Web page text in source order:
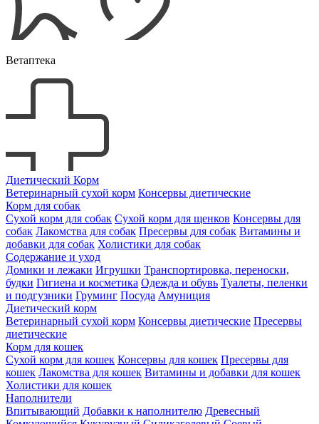
Ветаптека
Диетический Корм
Ветеринарный сухой корм Консервы диетические
Корм для собак
Сухой корм для собак Сухой корм для щенков Консервы для
собак Лакомства для собак Пресервы для собак Витамины и
добавки для собак Холистики для собак
Содержание и уход
Домики и лежаки Игрушки Транспортировка, переноски,
будки Гигиена и косметика Одежда и обувь Туалеты, пеленки
и подгузники Груминг Посуда Амуниция
Диетический корм
Ветеринарный сухой корм Консервы диетические Пресервы
диетические
Корм для кошек
Сухой корм для кошек Консервы для кошек Пресервы для
кошек Лакомства для кошек Витамины и добавки для кошек
Холистики для кошек
Наполнители
Впитывающий Добавки к наполнителю Древесный